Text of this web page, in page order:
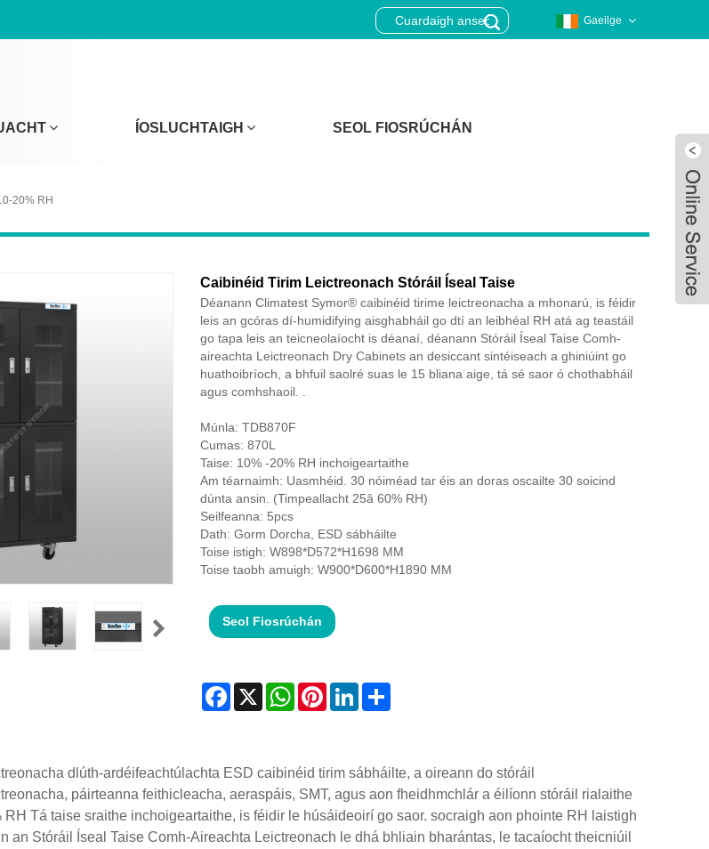
Gaeilge
ÍOSLUCHTAIGH SEOL FIOSRÚCHÁN
20% RH
Caibinéid Tirim Leictreonach Stóráil Íseal Taise
Déanann Climatest Symor® caibinéid tirime leictreonacha a mhonarú, is féidir
leis an gcóras dí-humidifying aisghabháil go dtí an leibhéal RH atá ag teastáil
go tapa leis an teicneolaíocht is déanaí, déanann Stóráil Íseal Taise Comh-
aireachta Leictreonach Dry Cabinets an desiccant sintéiseach a ghiniúint go
huathoibríoch, a bhfuil saolré suas le 15 bliana aige, tá sé saor ó chothabháil
agus comhshaoil. .
Múnla: TDB870F
Cumas: 870L
Taise: 10% -20% RH inchoigeartaithe
Am téarnaimh: Uasmhéid. 30 nóiméad tar éis an doras oscailte 30 soicind
dúnta ansin. (Timpeallacht 25â 60% RH)
Seilfeanna: 5pcs
Dath: Gorm Dorcha, ESD sábháilte
Toise istigh: W898*D572*H1698 MM
Toise taobh amuigh: W900*D600*H1890 MM
Seol Fiosrúchán
Facebook
X WhatsAppPinterestLinkedInShare
dlúth-ardéifeachtúlachta ESD caibinéid tirim sábháilte, a oireann do stóráil
páirteanna feithicleacha, aeraspáis, SMT, agus aon fheidhmchlár a éilíonn stóráil rialaithe
RH Tá taise sraithe inchoigeartaithe, is féidir le húsáideoirí go saor. socraigh aon phointe RH laistigh
an Stóráil Íseal Taise Comh-Aireachta Leictreonach le dhá bhliain bharántas, le tacaíocht theicniúil